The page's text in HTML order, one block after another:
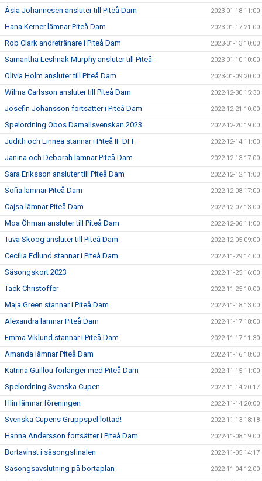
Ásla Johannesen ansluter till Piteå Dam 2023-01-18 11:00
Hana Kerner lämnar Piteå Dam 2023-01-17 21:00
Rob Clark andretränare i Piteå Dam 2023-01-13 10:00
Samantha Leshnak Murphy ansluter till Piteå 2023-01-10 10:00
Olivia Holm ansluter till Piteå Dam 2023-01-09 20:00
Wilma Carlsson ansluter till Piteå Dam 2022-12-30 15:30
Josefin Johansson fortsätter i Piteå Dam 2022-12-21 10:00
Spelordning Obos Damallsvenskan 2023 2022-12-20 19:00
Judith och Linnea stannar i Piteå IF DFF 2022-12-14 11:00
Janina och Deborah lämnar Piteå Dam 2022-12-13 17:00
Sara Eriksson ansluter till Piteå Dam 2022-12-12 11:00
Sofia lämnar Piteå Dam 2022-12-08 17:00
Cajsa lämnar Piteå Dam 2022-12-07 13:00
Moa Öhman ansluter till Piteå Dam 2022-12-06 11:00
Tuva Skoog ansluter till Piteå Dam 2022-12-05 09:00
Cecilia Edlund stannar i Piteå Dam 2022-11-29 14:00
Säsongskort 2023 2022-11-25 16:00
Tack Christoffer 2022-11-25 10:00
Maja Green stannar i Piteå Dam 2022-11-18 13:00
Alexandra lämnar Piteå Dam 2022-11-17 18:00
Emma Viklund stannar i Piteå Dam 2022-11-17 11:30
Amanda lämnar Piteå Dam 2022-11-16 18:00
Katrina Guillou förlänger med Piteå Dam 2022-11-15 11:00
Spelordning Svenska Cupen 2022-11-14 20:17
Hlin lämnar föreningen 2022-11-14 20:00
Svenska Cupens Gruppspel lottad! 2022-11-13 18:18
Hanna Andersson fortsätter i Piteå Dam 2022-11-08 19:00
Bortavinst i säsongsfinalen 2022-11-05 14:17
Säsongsavslutning på bortaplan 2022-11-04 12:00